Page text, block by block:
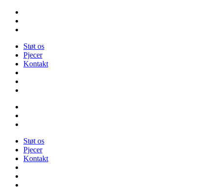
Videre
indhold
Støt os
Pjecer
Kontakt
Støt os
Pjecer
Kontakt